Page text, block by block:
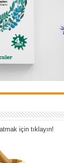
için tıklayın!